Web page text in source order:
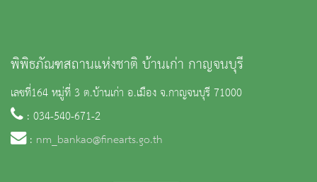
พิพิธภัณฑสถานแห่งชาติ บ้านเก่า กาญจนบุรี
เลขที่164 หมู่ที่ 3 ต.บ้านเก่า อ.เมือง จ.กาญจนบุรี 71000
: 034-540-671-2
: nm_bankao@finearts.go.th